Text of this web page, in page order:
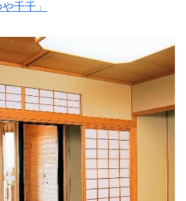
千千」